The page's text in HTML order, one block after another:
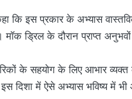
कि इस प्रकार के अभ्यास
मॉक ड्रिल के दौरान प्राप्त
के सहयोग के लिए आभार
दिशा में ऐसे अभ्यास भविष्य में